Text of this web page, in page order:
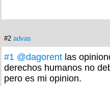
#2 advas
#1 @dagorent las
derechos humanos no
pero es mi opinion.